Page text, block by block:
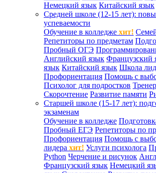
Немецкий язык Китайский язык
Средней школе (12-15 лет):
успеваемости
Обучение в колледже хит!
Репетиторы по предметам
Пробный ОГЭ
Английский язык Французский
язык Китайский язык Школа
Профориентация Помощь с
Психолог для подростков
Скорочтение Развитие памяти
Старшей школе (15-17 лет):
экзаменам
Обучение в колледже
Пробный ЕГЭ Репетиторы по
Профориентация Помощь с
лидера хит! Услуги психолога
Python Черчение и рисунок
Французский язык Немецкий